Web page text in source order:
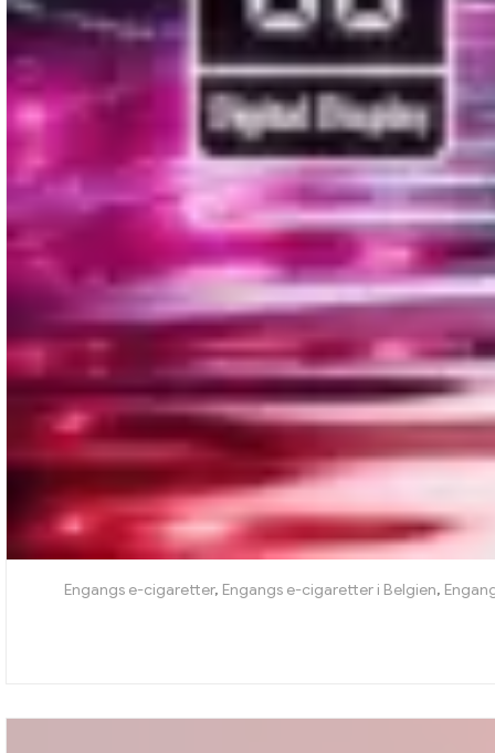
Engangs e-cigaretter, Engangs e-cigaretter i Belgien,